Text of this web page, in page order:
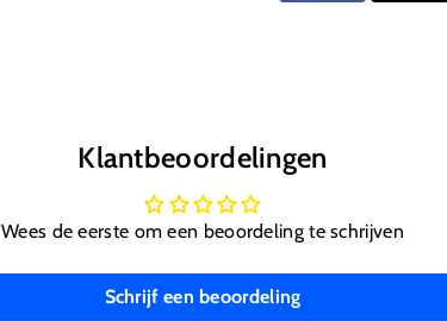
Klantbeoordelingen
Wees de eerste om een beoordeling te schrijven
Schrijf een beoordeling